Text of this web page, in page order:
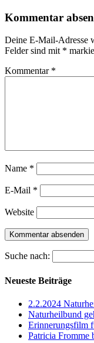
Kommentar
Deine E-Mail-Adresse
Felder sind mit *
Kommentar *
Name *
E-Mail *
Website
Suche nach:
Neueste Beiträge
2.2.2024
Naturheilbund
Erinnerungsfilm
Patricia Fromme